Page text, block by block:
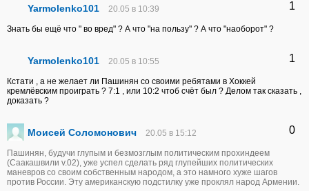
Yarmolenko101 20.05 в 10:39 1
Знать бы ещё что " во вред" ? А что "на пользу" ? А что "наоборот" ?
Yarmolenko101 20.05 в 10:55 1
Кстати , а не желает ли Пашинян со своими ребятами в Хоккей
кремлёвским проиграть ? 7:1 , или 10:2 чтоб счёт был ? Делом так сказать ,
доказать ?
Моисей Соломонович 20.05 в 15:12 0
Пашинян, будучи глупым и безмозглым политическим прохиндеем
(Саакашвили v.02), уже успел сделать ряд глупейших политических
маневров со своим собственным народом, а это намного хуже шагов
против России. Эту американскую подстилку уже проклял народ Армении.